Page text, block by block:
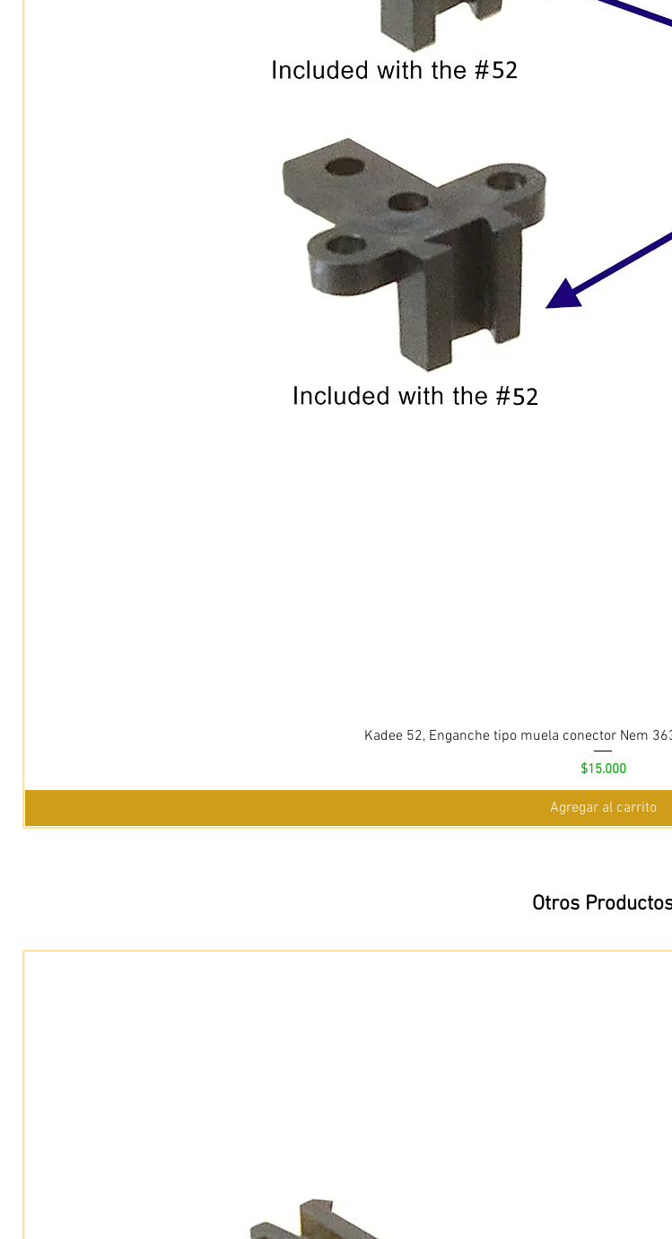
Kadee 52, Enganche tipo muela conector Nem
Precio
$15.000
Agregar al carrito
Otros